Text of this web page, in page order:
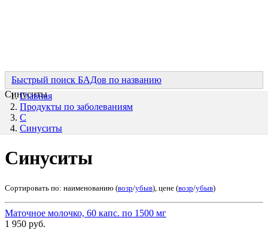
Быстрый поиск БАДов по названию
Синуситы
Главная
Продукты по заболеваниям
С
Синуситы
Синуситы
Сортировать по: наименованию (возр/убыв), цене (возр/убыв)
Маточное молочко, 60 капс. по 1500 мг
1 950 руб.